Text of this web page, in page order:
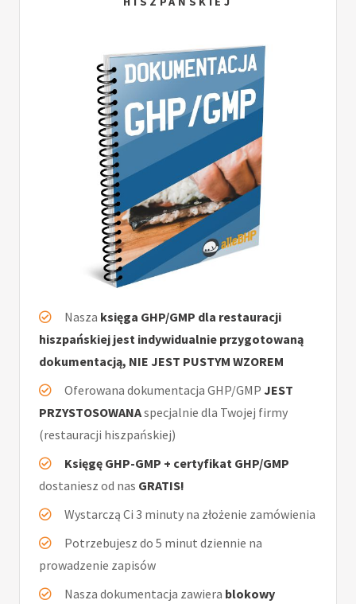
Nasza księga GHP/GMP dla restauracji
hiszpańskiej jest indywidualnie przygotowaną
dokumentacją, NIE JEST PUSTYM WZOREM
Oferowana dokumentacja GHP/GMP JEST
PRZYSTOSOWANAspecjalnie dla Twojej firmy
(restauracji hiszpańskiej)
Księgę GHP-GMP + certyfikat GHP/GMP
dostaniesz od nas GRATIS!
Wystarczą Ci 3 minuty na złożenie zamówienia
Potrzebujesz do 5 minut dziennie na
prowadzenie zapisów
Nasza dokumentacja zawiera blokowy